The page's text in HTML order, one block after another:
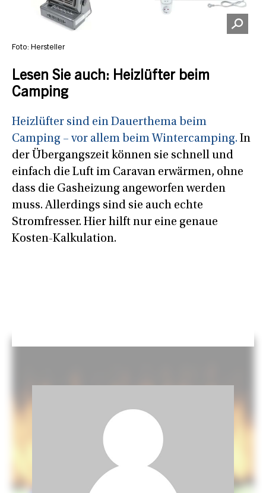
Foto: Hersteller
Lesen Sie auch: Heizlüfter beim
Camping
Heizlüfter sind ein Dauerthema beim
Camping – vor allem beim Wintercamping. In
der Übergangszeit können sie schnell und
einfach die Luft im Caravan erwärmen, ohne
dass die Gasheizung angeworfen werden
muss. Allerdings sind sie auch echte
Stromfresser. Hier hilft nur eine genaue
Kosten-Kalkulation.